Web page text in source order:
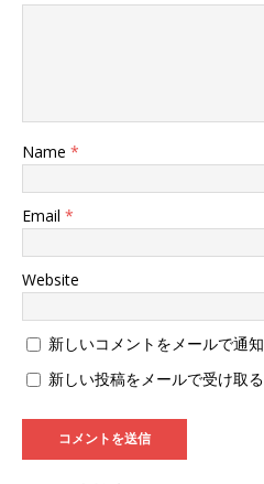
Name *
Email *
Website
新しいコメントをメールで通知
新しい投稿をメールで受け取る